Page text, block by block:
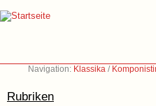
Navigation: Klassika /
Rubriken